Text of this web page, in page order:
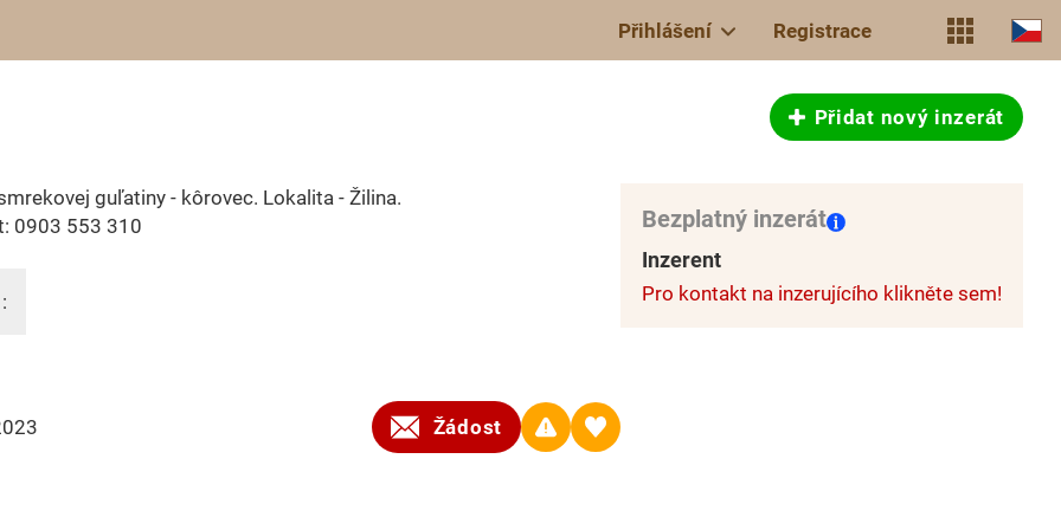
Přihlášení Registrace
Přidat nový inzerát
guľatiny - kôrovec. Lokalita - Žilina.
0903 553 310
Žádost
Bezplatný inzerát
Inzerent
Pro kontakt na inzerujícího klikněte sem!